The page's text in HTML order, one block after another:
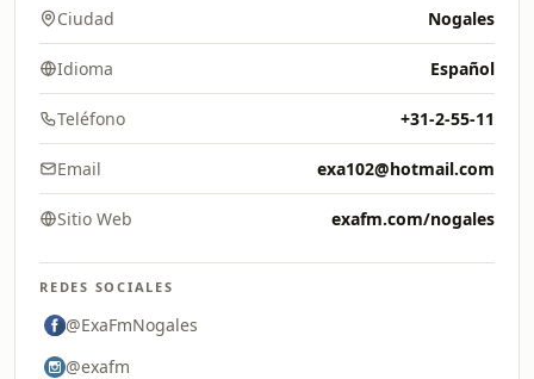
Ciudad Nogales
Idioma Español
Teléfono +31-2-55-11
Email exa102@hotmail.com
Sitio Web exafm.com/nogales
REDES SOCIALES
@ExaFmNogales
@exafm